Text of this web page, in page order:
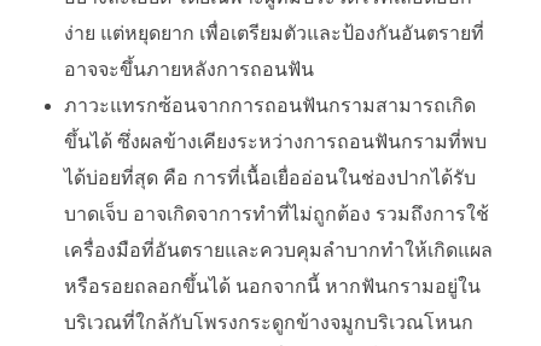
ง่าย แต่หยุดยาก เพื่อเตรียมตัวและป้องกันอันตรายที่
อาจจะขึ้นภายหลังการถอนฟัน
ภาวะแทรกซ้อนจากการถอนฟันกรามสามารถเกิด
ขึ้นได้ ซึ่งผลข้างเคียงระหว่างการถอนฟันกรามที่พบ
ได้บ่อยที่สุด คือ การที่เนื้อเยื่ออ่อนในช่องปากได้รับ
บาดเจ็บ อาจเกิดจาการทำที่ไม่ถูกต้อง รวมถึงการใช้
เครื่องมือที่อันตรายและควบคุมลำบากทำให้เกิดแผล
หรือรอยถลอกขึ้นได้ นอกจากนี้ หากฟันกรามอยู่ใน
บริเวณที่ใกล้กับโพรงกระดูกข้างจมูกบริเวณโหนก